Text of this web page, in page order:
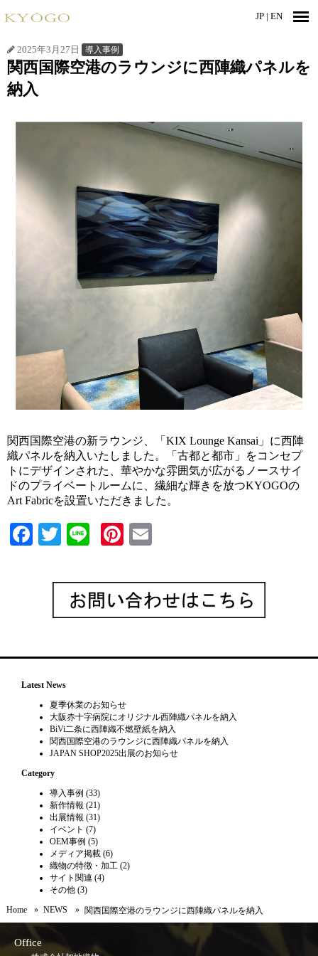
JP | EN
2025年3月27日 導入事例
関西国際空港のラウンジに西陣織パネルを
納入
関西国際空港の新ラウンジ、「KIX Lounge Kansai」に西陣
織パネルを納入いたしました。「古都と都市」をコンセプ
トにデザインされた、華やかな雰囲気が広がるノースサイ
ドのプライベートルームに、繊細な輝きを放つKYOGOの
Art Fabricを設置いただきました。
Facebook
Twitter
Line Pinterest
Latest News
夏季休業のお知らせ
大阪赤十字病院にオリジナル西陣織パネルを納入
BiVi二条に西陣織不燃壁紙を納入
関西国際空港のラウンジに西陣織パネルを納入
JAPAN SHOP2025出展のお知らせ
Category
導入事例 (33)
新作情報 (21)
出展情報 (31)
イベント (7)
OEM事例 (5)
メディア掲載 (6)
織物の特徴・加工 (2)
サイト関連 (4)
その他 (3)
Home
NEWS 関西国際空港のラウンジに西陣織パネルを納入
Office